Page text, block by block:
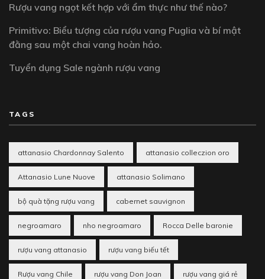
Rượu vang ngọt kết hợp với ẩm thực như thế nào?
Primitivo: Biểu tượng của rượu vang Puglia và bí mật
đằng sau một chai vang hoàn hảo.
Tuyển dụng Sale ngành rượu vang
TAGS
attanasio Chardonnay Salento attanasio colleczion oro
Attanasio Lune Nuove attanasio Solimano
bộ quà tặng rượu vang cabernet sauvignon
negroamaro nho negroamaro Rocca Delle baronie
rượu vang attanasio rượu vang biếu tết
Rượu vang Chile rượu vang Don Joan rượu vang giá rẻ